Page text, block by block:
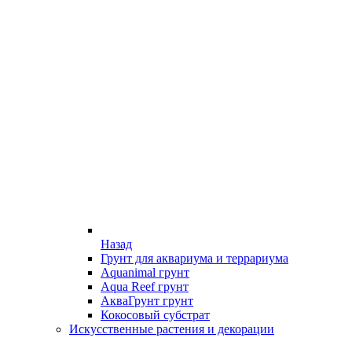
Назад
Грунт для аквариума и террариума
Aquanimal грунт
Aqua Reef грунт
АкваГрунт грунт
Кокосовый субстрат
Искусственные растения и декорации